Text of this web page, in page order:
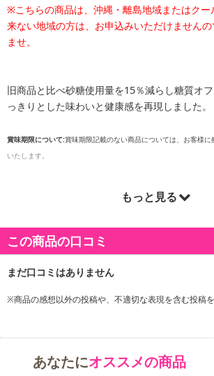
※こちらの商品は、沖縄・離島地域またはクー
来ない地域の方は、お申込みいただけません
ませ。
旧商品と比べ砂糖使用量を15％減らし糖質オ
っきりとした味わいと健康感を再現しました。
賞味期限について:賞味期限記載のない商品については、お客様
いたします。
乳(生乳(国産))、乳製品、砂糖、寒天/香料、甘味料(ステビア)
アレルギー表示:
乳
※こちらの商品は、沖縄・離島地域またはクー
来ない地域の方は、お申込みいただけませんの
もっと見る
この商品の口コミ
※商品の感想以外の投稿や、不適切な表現を含む投稿
あなたにオススメの商品